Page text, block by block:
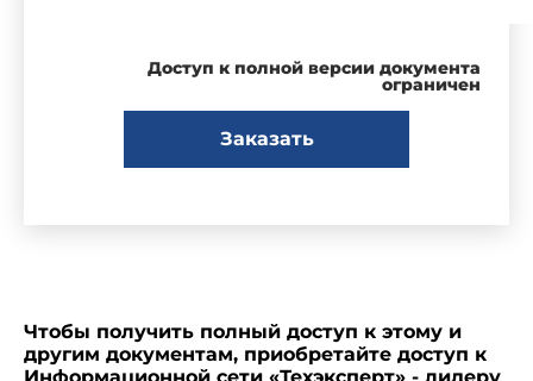
Доступ к полной версии документа
ограничен
Заказать
Чтобы получить полный доступ к этому и
другим документам, приобретайте доступ к